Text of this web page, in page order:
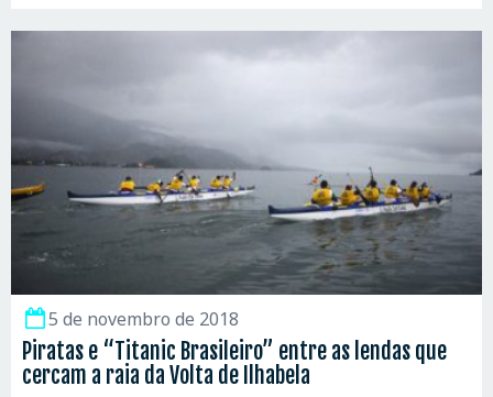
5 de novembro de 2018
Piratas e “Titanic Brasileiro” entre as lendas que
cercam a raia da Volta de Ilhabela